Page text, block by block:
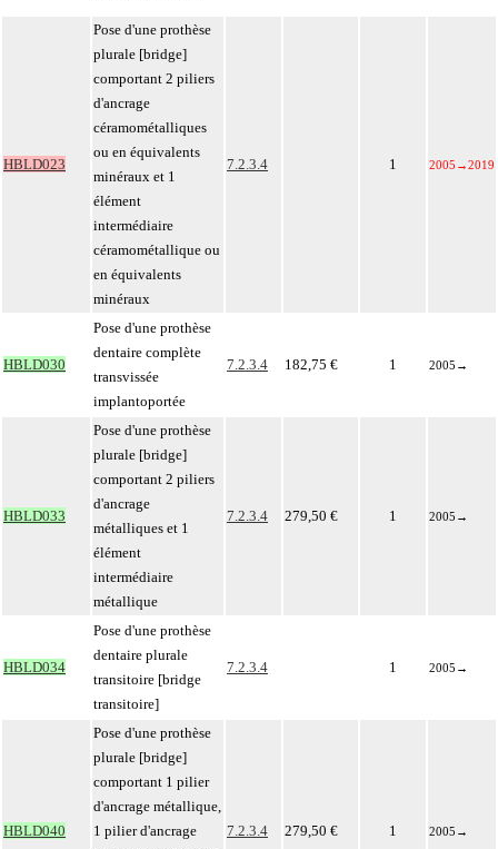
HBLD023
Pose d'une prothèse
plurale [bridge]
comportant 2 piliers
d'ancrage
céramométalliques
ou en équivalents
minéraux et 1
élément
intermédiaire
céramométallique ou
en équivalents
minéraux
7.2.3.4 1 2005 →2019
HBLD030
Pose d'une prothèse
dentaire complète
transvissée
implantoportée
7.2.3.4 182,75 € 1 2005 →
HBLD033
Pose d'une prothèse
plurale [bridge]
comportant 2 piliers
d'ancrage
métalliques et 1
élément
intermédiaire
métallique
7.2.3.4 279,50 € 1 2005 →
HBLD034
Pose d'une prothèse
dentaire plurale
transitoire [bridge
transitoire]
7.2.3.4 1 2005 →
HBLD040
Pose d'une prothèse
plurale [bridge]
comportant 1 pilier
d'ancrage métallique,
1 pilier d'ancrage
7.2.3.4 279,50 € 1 2005 →